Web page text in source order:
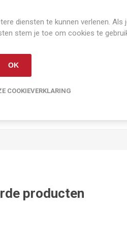
SPECIFICATIES
producten
diensten te kunnen verlenen. Als
stem je toe om cookies te
OK
COOKIEVERKLARING